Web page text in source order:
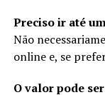
Preciso ir até
Não
online e, se
O valor pode